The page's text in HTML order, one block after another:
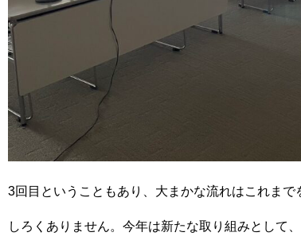
3回目ということもあり、大まかな流れはこれま
しろくありません。今年は新たな取り組みとして